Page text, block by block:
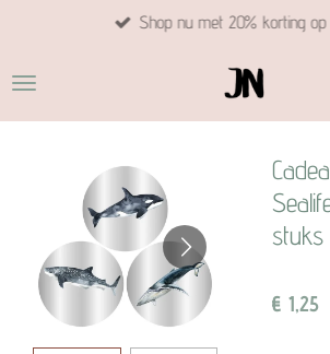
naar
hoofdinhoud
Shop nu met 20% korting op
stuks
€ 1,25